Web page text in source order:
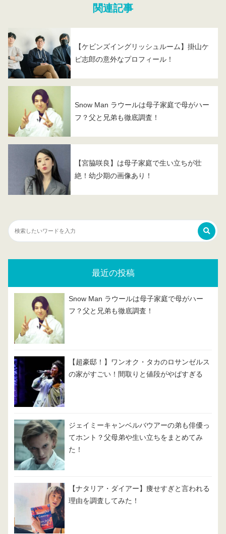
関連記事
【ケビンズイングリッシュルーム】掛山ケ
ビ志郎の意外なプロフィール！
Snow Man ラウールは母子家庭で母がハー
フ？父と兄弟も徹底調査！
【宮脇咲良】は母子家庭で生い立ちが壮
絶！幼少期の画像あり！
最近の投稿
Snow Man ラウールは母子家庭で母がハー
フ？父と兄弟も徹底調査！
【超豪邸！】ワンオク・タカのロサンゼルス
の家がすごい！間取りと値段がやばすぎる
ジェイミーキャンベルバウアーの弟も俳優っ
てホント？父母弟や生い立ちをまとめてみ
た！
【ナタリア・ダイアー】痩せすぎと言われる
理由を調査してみた！